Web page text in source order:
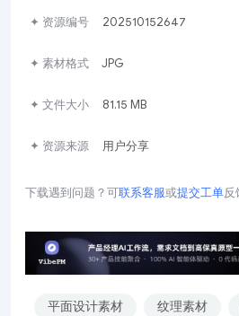
✦ 资源编号 202510152647
✦ 素材格式 JPG
✦ 文件大小 81.15 MB
✦ 资源来源 用户分享
下载遇到问题？可联系客服或提交工单反
平面设计素材 纹理素材